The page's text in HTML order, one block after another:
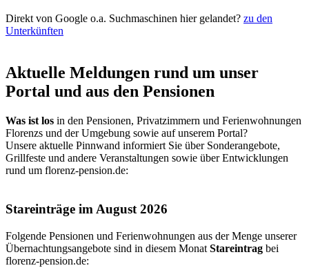
Direkt von Google o.a. Suchmaschinen hier gelandet? zu den
Unterkünften
Aktuelle Meldungen rund um unser
Portal und aus den Pensionen
Was ist los in den Pensionen, Privatzimmern und Ferienwohnungen
Florenzs und der Umgebung sowie auf unserem Portal?
Unsere aktuelle Pinnwand informiert Sie über Sonderangebote,
Grillfeste und andere Veranstaltungen sowie über Entwicklungen
rund um florenz-pension.de:
Stareinträge im August 2026
Folgende Pensionen und Ferienwohnungen aus der Menge unserer
Übernachtungsangebote sind in diesem Monat Stareintrag bei
florenz-pension.de: